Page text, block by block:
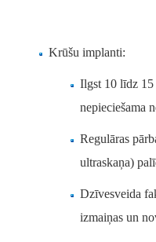
Krūšu implanti:
Ilgst 10 līdz 15
nepieciešama
Regulāras
ultraskaņa)
Dzīvesveida
izmaiņas un